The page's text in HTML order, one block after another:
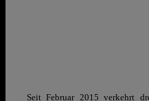
Seit Februar 2015 verkehrt